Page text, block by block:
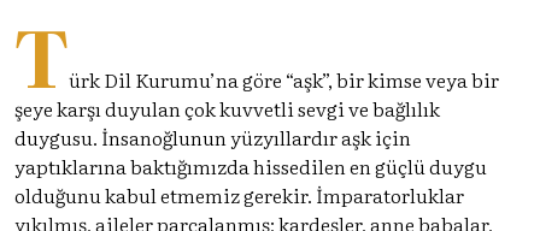
Türk Dil Kurumu’na göre “aşk”, bir kimse veya bir
şeye karşı duyulan çok kuvvetli sevgi ve bağlılık
duygusu. İnsanoğlunun yüzyıllardır aşk için
yaptıklarına baktığımızda hissedilen en güçlü duygu
olduğunu kabul etmemiz gerekir. İmparatorluklar
yıkılmış, aileler parçalanmış; kardeşler, anne babalar,